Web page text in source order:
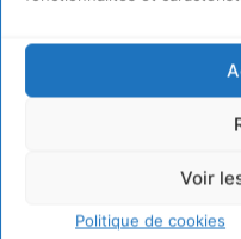
Voir
Politique de cookies
nature
pousses pour permettre
faire la germination
vent ou par certains